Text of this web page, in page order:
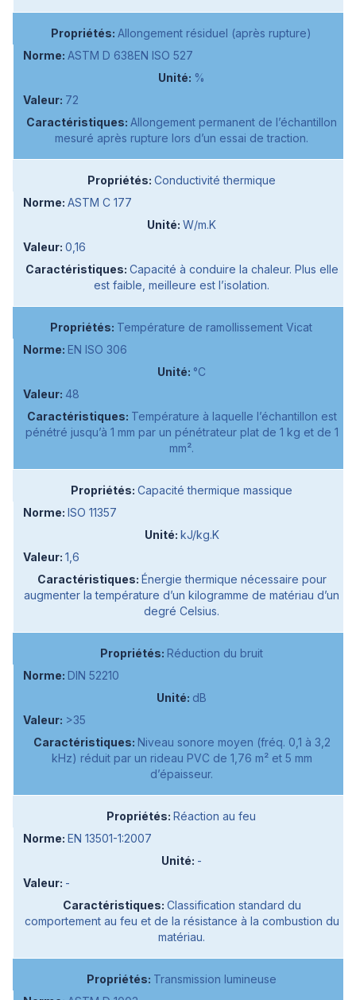
Allongement résiduel (après rupture)
ASTM D 638EN ISO 527
%
72
Allongement permanent de l’échantillon
mesuré après rupture lors d’un essai de traction.
Conductivité thermique
ASTM C 177
W/m.K
0,16
Capacité à conduire la chaleur. Plus elle
est faible, meilleure est l’isolation.
Température de ramollissement Vicat
EN ISO 306
°C
48
Température à laquelle l’échantillon est
pénétré jusqu’à 1 mm par un pénétrateur plat de 1 kg et de 1
mm².
Capacité thermique massique
ISO 11357
kJ/kg.K
1,6
Énergie thermique nécessaire pour
augmenter la température d’un kilogramme de matériau d’un
degré Celsius.
Réduction du bruit
DIN 52210
dB
>35
Niveau sonore moyen (fréq. 0,1 à 3,2
kHz) réduit par un rideau PVC de 1,76 m² et 5 mm
d’épaisseur.
Réaction au feu
EN 13501-1:2007
-
-
Classification standard du
comportement au feu et de la résistance à la combustion du
matériau.
Transmission lumineuse